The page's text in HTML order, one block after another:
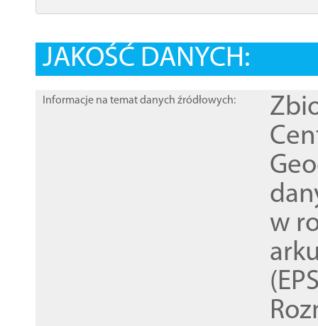
JAKOŚĆ DANYCH:
Informacje na temat danych źródłowych:
w